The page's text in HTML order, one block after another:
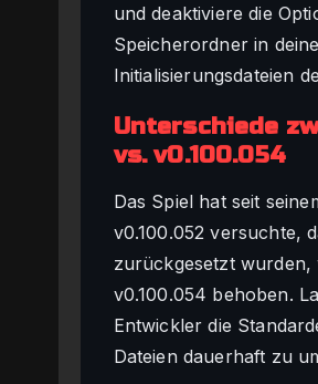
und deaktiviere die
Speicherordner in
Initialisierungsdateien
Unterschiede
vs. v0.100.054
Das Spiel hat seit
v0.100.052 versuchte,
zurückgesetzt
v0.100.054 behoben.
Entwickler die
Dateien dauerhaft zu